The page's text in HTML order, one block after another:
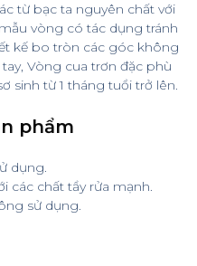
từ bạc ta nguyên chất với
vòng có tác dụng tránh
kế bo tròn các góc không
Vòng cua trơn đặc phù
sinh từ 1 tháng tuổi trở lên.
phẩm
dụng.
các chất tẩy rửa mạnh.
sử dụng.